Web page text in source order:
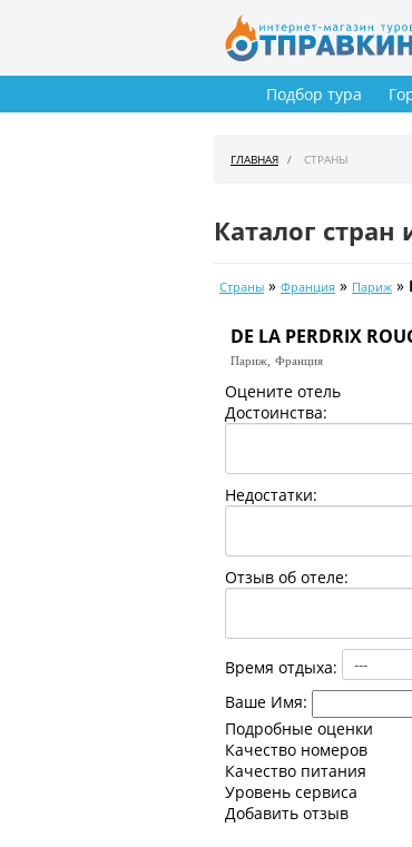
Подбор тура
ГЛАВНАЯ СТРАНЫ
Каталог стран
Страны » Франция » Париж »
DE LA PERDRIX
Париж, Франция
Оцените отель
Достоинства:
Недостатки:
Отзыв об отеле:
Время отдыха:
Ваше Имя:
Подробные оценки
Качество номеров
Качество питания
Уровень сервиса
Добавить отзыв